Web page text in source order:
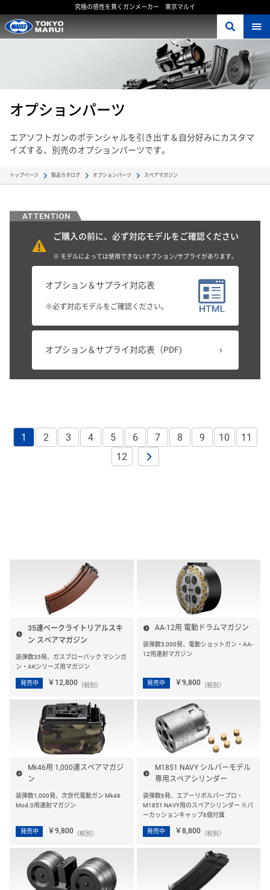
究極の感性を貫くガンメーカー 東京マルイ
オプションパーツ
エアソフトガンのポテンシャルを引き出す＆自分好みにカスタマ
イズする、別売のオプションパーツです。
トップページ 製品カタログ オプションパーツ スペアマガジン
ご購入の前に、必ず対応モデルをご確認ください
※ モデルによっては使用できないオプション/サプライがあります。
オプション＆サプライ対応表
※必ず対応モデルをご確認ください。
オプション＆サプライ対応表（PDF)
1 2 3 4 5 6 7 8 9 10
11
12
35連ベークライトリアルスキ
ン スペアマガジン
装弾数35発、ガスブローバック マシンガ
ン・AKシリーズ用マガジン
発売中 ￥12,800 （税別）
AA-12用 電動ドラムマガジン
装弾数3,000発、電動ショットガン・AA-
12用連射マガジン
発売中 ￥9,800（税別）
Mk46用 1,000連スペアマガジ
ン
装弾数1,000発、次世代電動ガン Mk46
Mod.0用連射マガジン
発売中 ￥9,800 （税別）
M1851 NAVY シルバーモデル
専用スペアシリンダー
装弾数6発、エアーリボルバープロ・
M1851 NAVY用のスペアシリンダー ※パ
ーカッションキャップ6個付属
発売中 ￥8,800（税別）